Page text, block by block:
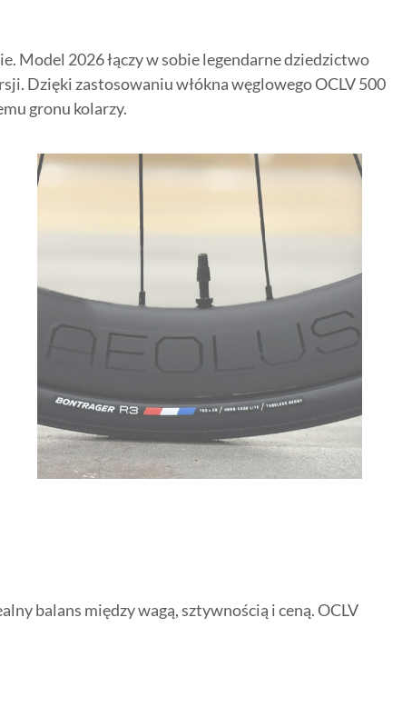
Model 2026 łączy w sobie legendarne dziedzictwo
Dzięki zastosowaniu włókna węglowego OCLV 500
gronu kolarzy.
balans między wagą, sztywnością i ceną. OCLV